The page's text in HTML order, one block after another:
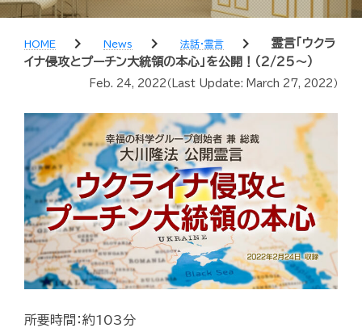
HOME chevron_right News chevron_right 法話・霊言 chevron_right
霊言「ウクラ
イナ侵攻とプーチン大統領の本心」を公開！（2/25～）
Feb. 24, 2022 （Last Update: March 27, 2022 ）
所要時間：約103分